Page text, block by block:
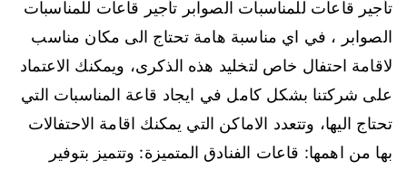
تأجير قاعات للمناسبات الصوابر تأجير قاعات للمناسبات
الصوابر ، في اي مناسبة هامة تحتاج الى مكان مناسب
لاقامة احتفال خاص لتخليد هذه الذكرى، ويمكنك الاعتماد
على شركتنا بشكل كامل في ايجاد قاعة المناسبات التي
تحتاج اليها، وتتعدد الاماكن التي يمكنك اقامة الاحتفالات
بها من اهمها: قاعات الفنادق المتميزة: وتتميز بتوفير